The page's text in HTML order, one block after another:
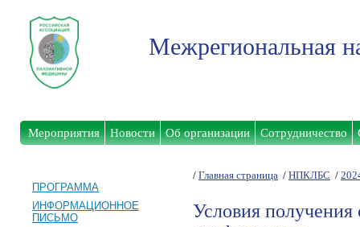
Межрегиональная
Мероприятия Новости Об организации Сотрудничество
ПРОГРАММА
ИНФОРМАЦИОННОЕ
ПИСЬМО
/ Главная страница / НПКЛБС /
Условия